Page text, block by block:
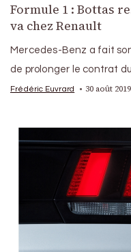
Formule 1 : Bottas
va chez Renault
Mercedes-Benz a fait
de prolonger le contrat
Frédéric Euvrard 30 août 2019